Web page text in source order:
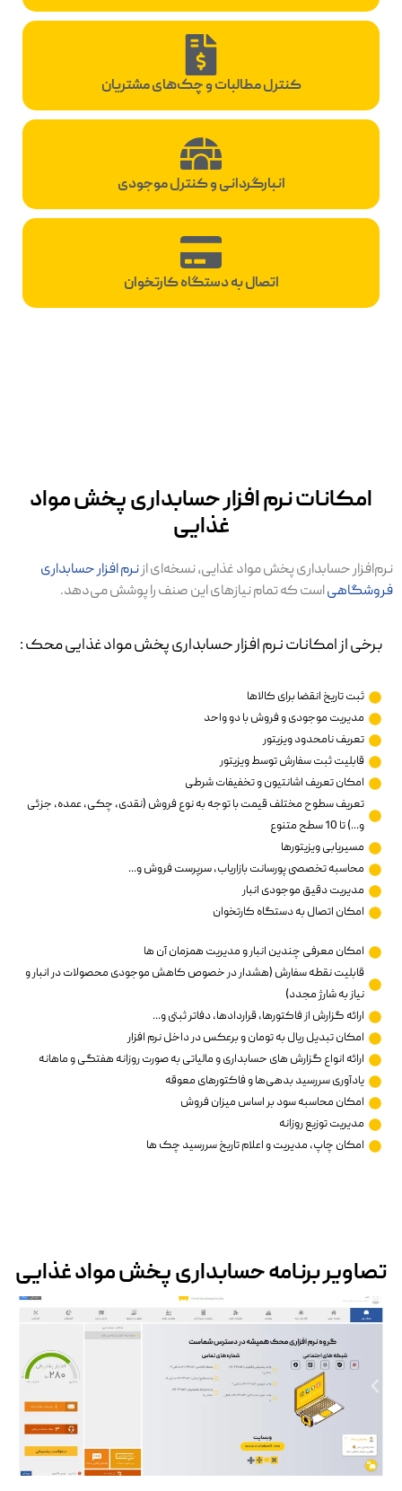
کنترل مطالبات و چک‌های مشتریان
انبارگردانی و کنترل موجودی
اتصال به دستگاه کارتخوان
امکانات نرم افزار حسابداری پخش مواد
غذایی
نرم‌افزار حسابداری پخش مواد غذایی، نسخه‌ای ازنرم افزار حسابداری
فروشگاهیاست که تمام نیازهای این صنف را پوشش می‌دهد.
برخی از امکانات نرم افزار حسابداری پخش مواد غذایی محک :
ثبت تاریخ انقضا برای کالاها
مدیریت موجودی و فروش با دو واحد
تعریف نامحدود ویزیتور
قابلیت ثبت سفارش توسط ویزیتور
امکان تعریف اشانتیون و تخفیفات شرطی
تعریف سطوح مختلف قیمت با توجه به نوع فروش (نقدی، چکی، عمده، جزئی
و...) تا 10 سطح متنوع
مسیریابی ویزیتورها
محاسبه تخصصی پورسانت بازاریاب، سرپرست فروش و...
مدیریت دقیق موجودی انبار
امکان اتصال به دستگاه کارتخوان
امکان معرفی چندین انبار و مدیریت همزمان آن ها
قابلیت نقطه سفارش (هشدار در خصوص کاهش موجودی محصولات در انبار و
نیاز به شارژ مجدد)
ارائه گزارش از فاکتورها، قراردادها، دفاتر ثبتی و...
امکان تبدیل ریال به تومان و برعکس در داخل نرم افزار
ارائه انواع گزارش های حسابداری و مالیاتی به صورت روزانه هفتگی و ماهانه
یادآوری سررسید بدهی‌ها و فاکتورهای معوقه
امکان محاسبه سود بر اساس میزان فروش
مدیریت توزیع روزانه
امکان چاپ، مدیریت و اعلام تاریخ سررسید چک ها
تصاویر برنامه حسابداری پخش مواد غذایی